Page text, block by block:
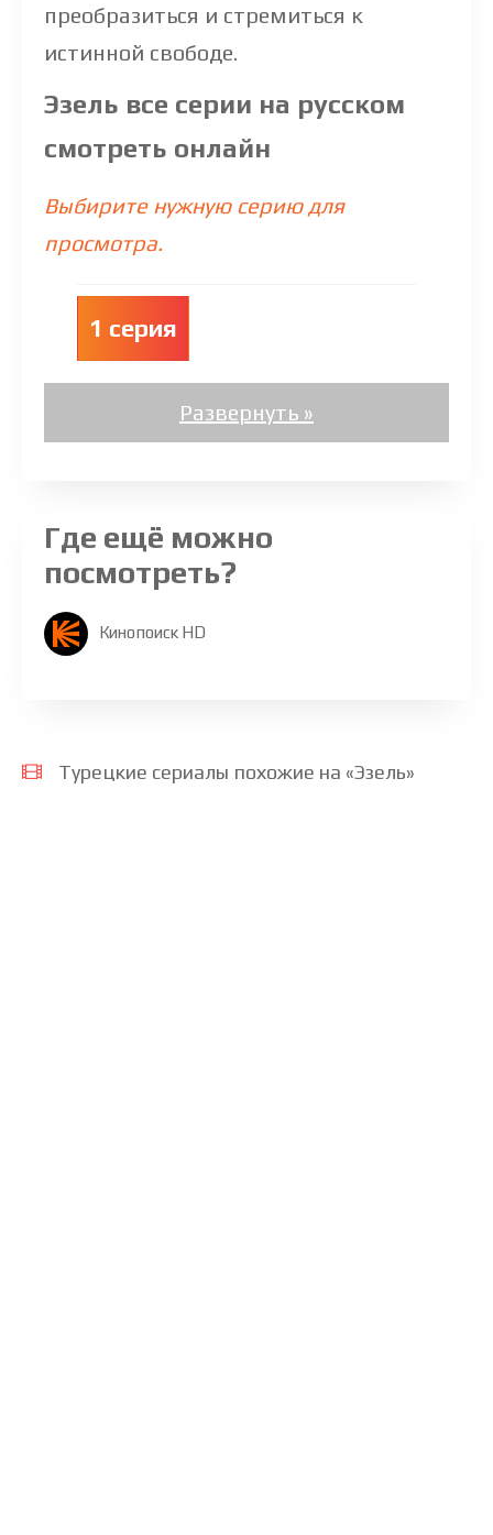
преобразиться и стремиться к
истинной свободе.
Эзель все серии на русском
смотреть онлайн
Выбирите нужную серию для
просмотра.
1 серия
Где ещё можно
посмотреть?
Кинопоиск HD
Турецкие сериалы похожие на «Эзель»